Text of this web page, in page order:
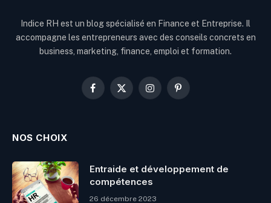
Indice RH est un blog spécialisé en Finance et Entreprise. Il
accompagne les entrepreneurs avec des conseils concrets en
business, marketing, finance, emploi et formation.
Facebook
X
InstagramPinterest
NOS CHOIX
Entraide et développement de
compétences
26 décembre 2023